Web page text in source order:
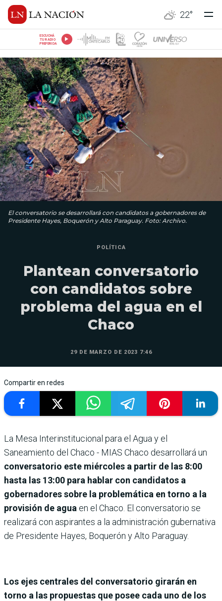
22°
ESCUCHÁ
TU RADIO
PREFERIDA
El conversatorio se desarrollará con candidatos a gobernadores de
Presidente Hayes, Boquerón y Alto Paraguay. Foto: Archivo.
POLÍTICA
Plantean conversatorio
con candidatos sobre
problema del agua en el
Chaco
29 DE MARZO DE 2023 7:46
Compartir en redes
La Mesa Interinstitucional para el Agua y el
Saneamiento del Chaco - MIAS Chaco desarrollará un
conversatorio este miércoles a partir de las 8:00
hasta las 13:00 para hablar con candidatos a
gobernadores sobre la problemática en torno a la
provisión de agua en el Chaco. El conversatorio se
realizará con aspirantes a la administración gubernativa
de Presidente Hayes, Boquerón y Alto Paraguay.
Los ejes centrales del conversatorio girarán en
torno a las propuestas que posee cada uno de los